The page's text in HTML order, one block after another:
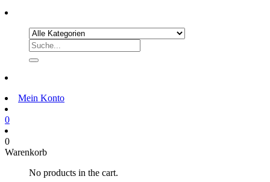
Mein Konto
0
0
Warenkorb
No products in the cart.